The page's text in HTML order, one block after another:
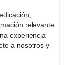
relevante
experiencia
a nosotros y